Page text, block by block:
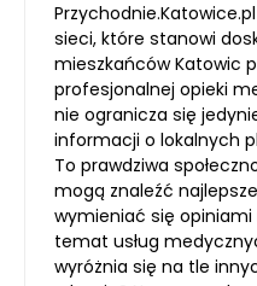
sieci, które stanowi
mieszkańców Katowic
profesjonalnej opieki
nie ogranicza się
informacji o lokalnych
To prawdziwa
mogą znaleźć
wymieniać się
temat usług
wyróżnia się na tle